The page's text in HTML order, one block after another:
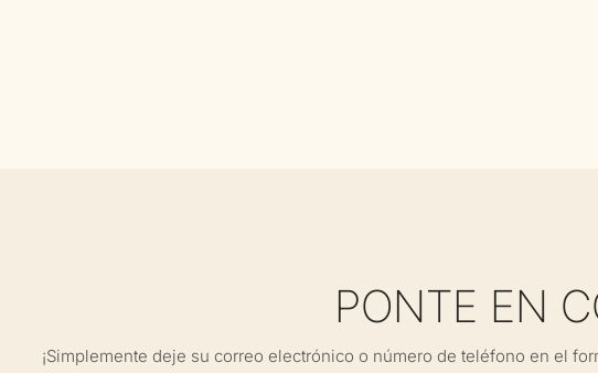
PONTE EN
¡Simplemente deje su correo electrónico o número de teléfono en el